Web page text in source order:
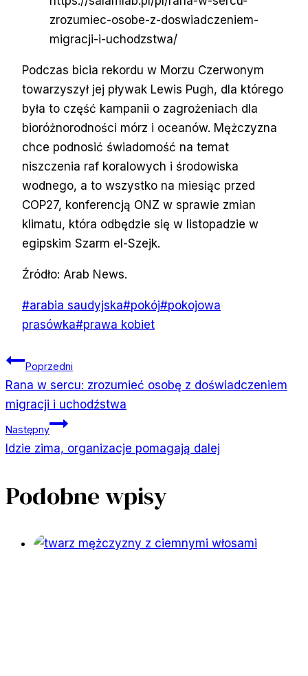
zrozumiec-osobe-z-doswiadczeniem-
migracji-i-uchodzstwa/
Podczas bicia rekordu w Morzu Czerwonym
towarzyszył jej pływak Lewis Pugh, dla którego
była to część kampanii o zagrożeniach dla
bioróżnorodności mórz i oceanów. Mężczyzna
chce podnosić świadomość na temat
niszczenia raf koralowych i środowiska
wodnego, a to wszystko na miesiąc przed
COP27, konferencją ONZ w sprawie zmian
klimatu, która odbędzie się w listopadzie w
egipskim Szarm el-Szejk.
Źródło: Arab News.
Tagi
wpisu:
#arabia saudyjska#pokój#pokojowa
prasówka#prawa kobiet
Nawigacja
wpisu
Poprzedni
Rana w sercu: zrozumieć osobę z doświadczeniem
migracji i uchodźstwa
Następny
Idzie zima, organizacje pomagają dalej
Podobne wpisy